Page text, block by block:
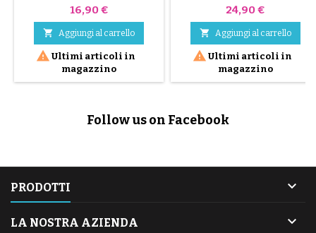
Prezzo
16,90 €
 Aggiungi al carrello
 Ultimi articoli in
magazzino
navicella
Prezzo
24,90 €
 Aggiungi al carrello
 Ultimi articoli in
magazzino
Follow us on Facebook
PRODOTTI 
LA NOSTRA AZIENDA 